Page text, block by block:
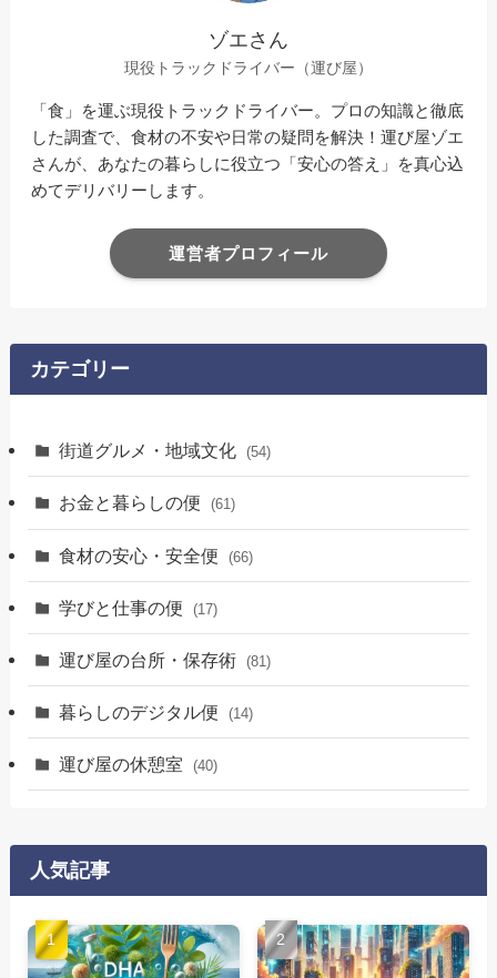
ゾエさん
現役トラックドライバー（運び屋）
「食」を運ぶ現役トラックドライバー。プロの知識と徹底
した調査で、食材の不安や日常の疑問を解決！運び屋ゾエ
さんが、あなたの暮らしに役立つ「安心の答え」を真心込
めてデリバリーします。
運営者プロフィール
カテゴリー
街道グルメ・地域文化 (54)
お金と暮らしの便 (61)
食材の安心・安全便 (66)
学びと仕事の便 (17)
運び屋の台所・保存術 (81)
暮らしのデジタル便 (14)
運び屋の休憩室 (40)
人気記事